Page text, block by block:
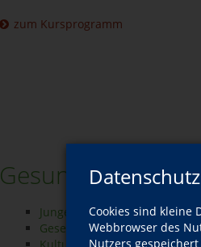
Datenschutz
Cookies sind kleine
Webbrowser des
Nutzers
zum Kursprogramm
Gesundheit
Junge vhs
Gesellschaft